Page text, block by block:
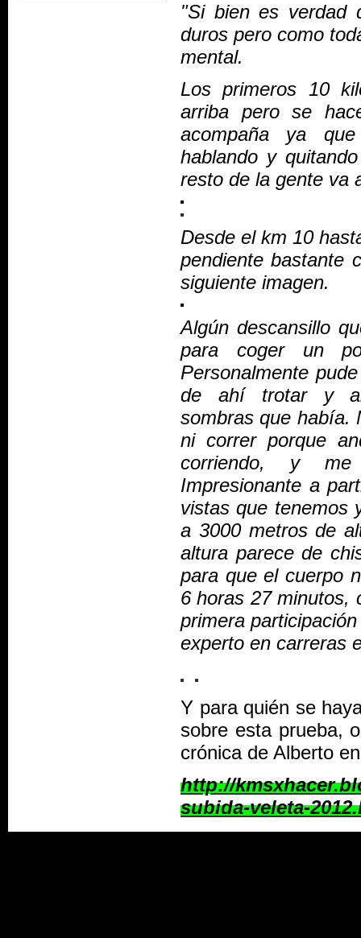
"Si bien es verdad
duros pero como
mental.
Los primeros 10
arriba pero se
acompaña ya
hablando y
resto de la gente va
Desde el km 10
pendiente bastante
siguiente imagen.
Algún descansillo
para coger un
Personalmente
de ahí trotar y
sombras que había.
ni correr porque
corriendo, y me
Impresionante a
vistas que tenemos
a 3000 metros de
altura parece de
para que el cuerpo
6 horas 27 minutos,
primera
experto en carreras
Y para quién se
sobre esta prueba,
crónica de Alberto
http://
subida-veleta-